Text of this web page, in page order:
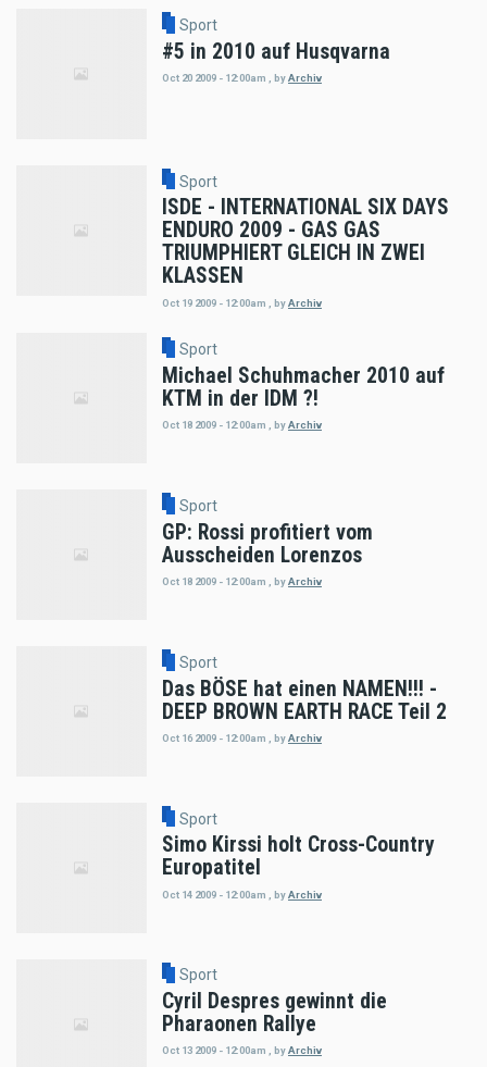
Sport
#5 in 2010 auf Husqvarna
Oct 20 2009 - 12:00am byArchiv
Sport
ISDE - INTERNATIONAL SIX DAYS
ENDURO 2009 - GAS GAS
TRIUMPHIERT GLEICH IN ZWEI
KLASSEN
Oct 19 2009 - 12:00am byArchiv
Sport
Michael Schuhmacher 2010 auf
KTM in der IDM ?!
Oct 18 2009 - 12:00am , byArchiv
Sport
GP: Rossi profitiert vom
Ausscheiden Lorenzos
Oct 18 2009 - 12:00am byArchiv
Sport
Das BÖSE hat einen NAMEN!!! -
DEEP BROWN EARTH RACE Teil 2
Oct 16 2009 - 12:00am byArchiv
Sport
Simo Kirssi holt Cross-Country
Europatitel
Oct 14 2009 - 12:00am byArchiv
Sport
Cyril Despres gewinnt die
Pharaonen Rallye
Oct 13 2009 - 12:00am , byArchiv